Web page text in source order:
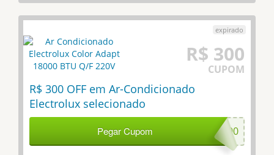
R$ 300
CUPOM
R$ 300 OFF em Ar-Condicionado
Electrolux selecionado
Pegar Cupom ELUX300